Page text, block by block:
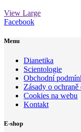
View Large
Facebook
Menu
Dianetika
Scientologie
Obchodní
Zásady o
Cookies na webu
Kontakt
E-shop